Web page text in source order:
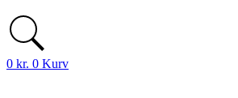
0 kr. 0 Kurv